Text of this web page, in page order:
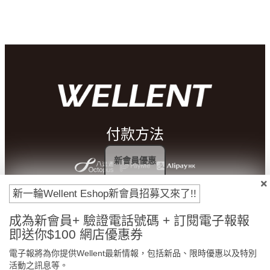
付款方法
新一輪Wellent Eshop新會員招募又來了!!
成為新會員+ 驗證電話號碼 + 訂閱電子報報
即送你$100 網店優惠券
電子報將為你提供Wellent最新情報，包括新品、限時優惠以及特別
活動之訊息等。
新會員優惠